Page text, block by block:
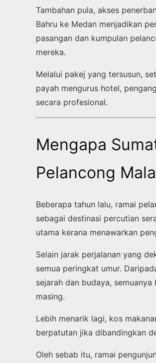
Tambahan pula, akses
Bahru ke Medan menjadikan
pasangan dan kumpulan
mereka.
Melalui pakej yang tersusun,
payah mengurus hotel,
secara profesional.
Mengapa
Pelancong
Beberapa tahun lalu, ramai
sebagai destinasi percutian
utama kerana menawarkan
Selain jarak perjalanan yang
semua peringkat umur.
sejarah dan budaya,
masing.
Lebih menarik lagi, kos
berpatutan jika dibandingkan
Oleh sebab itu, ramai